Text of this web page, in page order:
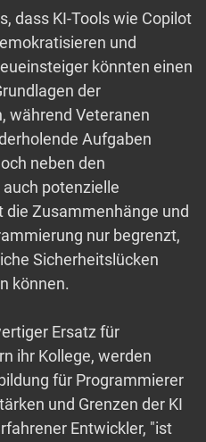
dass KI-Tools wie Copilot
und
könnten einen
der
während Veteranen
Aufgaben
neben den
potenzielle
die Zusammenhänge und
nur begrenzt,
Sicherheitslücken
können.
Ersatz für
ihr Kollege, werden
für Programmierer
und Grenzen der KI
Entwickler, "ist